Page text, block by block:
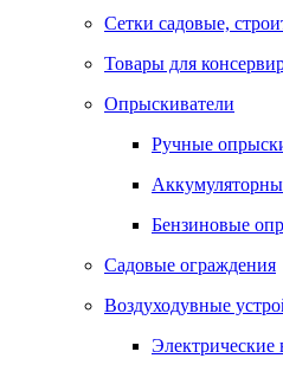
Сетки садовые,
Товары для
Опрыскиватели
Ручные
Бензиновые
Садовые ограждения
Воздуходувные
Электрические